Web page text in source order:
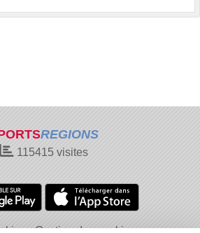
REGIONS
115415 visites
Gestion des cookies